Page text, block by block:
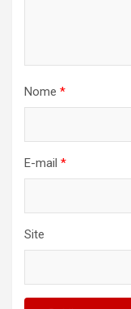
Nome *
E-mail *
Site